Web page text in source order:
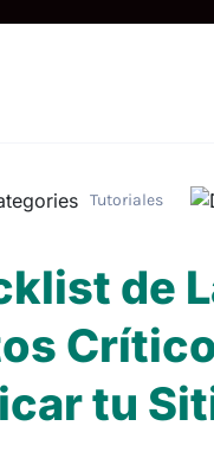
Tutoriales
de
tu